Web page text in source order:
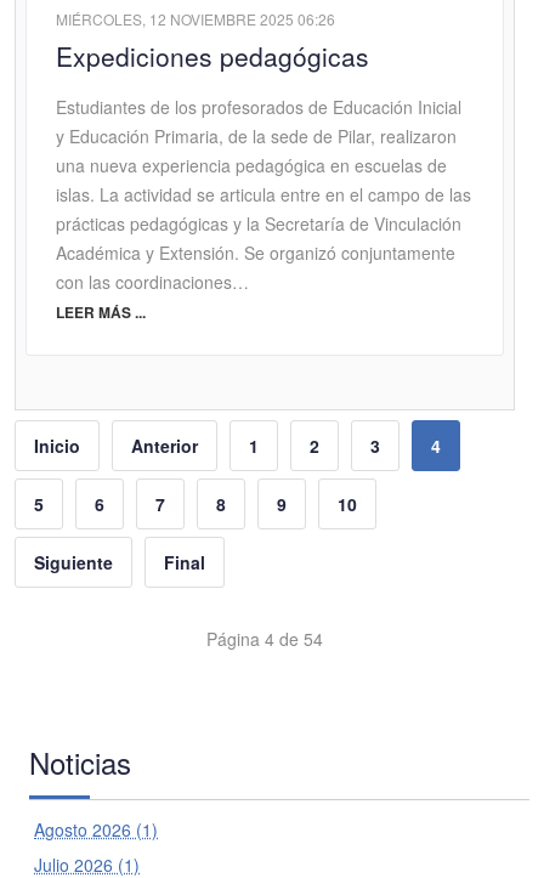
MIÉRCOLES, 12 NOVIEMBRE 2025 06:26
Expediciones pedagógicas
Estudiantes de los profesorados de Educación Inicial
y Educación Primaria, de la sede de Pilar, realizaron
una nueva experiencia pedagógica en escuelas de
islas. La actividad se articula entre en el campo de las
prácticas pedagógicas y la Secretaría de Vinculación
Académica y Extensión. Se organizó conjuntamente
con las coordinaciones…
LEER MÁS ...
Inicio Anterior 1 2 3 4
5 6 7 8 9 10
Siguiente Final
Página 4 de 54
Noticias
Agosto 2026 (1)
Julio 2026 (1)